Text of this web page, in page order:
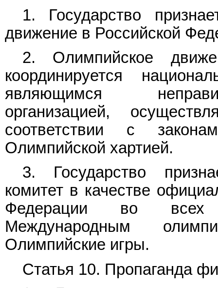
1. Государство
движение в Российской
2. Олимпийское
координируется
являющимся
организацией,
соответствии с
Олимпийской хартией.
3. Государство
комитет в качестве
Федерации во всех
Международным
Олимпийские игры.
Статья 10. Пропаганда